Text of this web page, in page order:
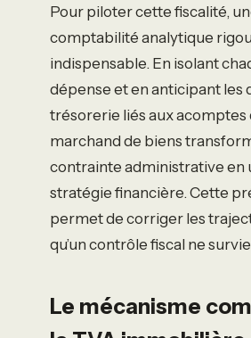
Pour piloter cette fiscalité,
comptabilité analytique
indispensable. En isolant
dépense et en anticipant les
trésorerie liés aux acomptes
marchand de biens
contrainte administrative en
stratégie financière. Cette
permet de corriger les
qu’un contrôle fiscal ne
Le mécanisme